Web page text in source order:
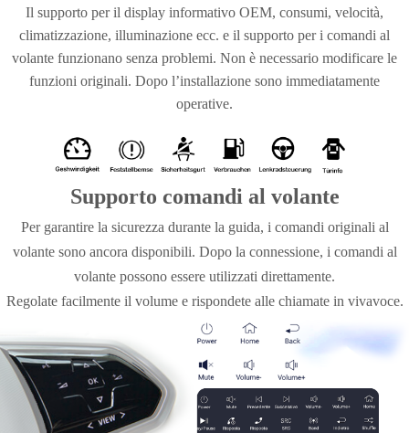
Il supporto per il display informativo OEM, consumi, velocità,
climatizzazione, illuminazione ecc. e il supporto per i comandi al
volante funzionano senza problemi. Non è necessario modificare le
funzioni originali. Dopo l’installazione sono immediatamente
operative.
Supporto comandi al volante
Per garantire la sicurezza durante la guida, i comandi originali al
volante sono ancora disponibili. Dopo la connessione, i comandi al
volante possono essere utilizzati direttamente.
Regolate facilmente il volume e rispondete alle chiamate in vivavoce.